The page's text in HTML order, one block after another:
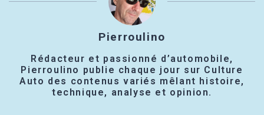
Pierroulino
Rédacteur et passionné d’automobile,
Pierroulino publie chaque jour sur Culture
Auto des contenus variés mêlant histoire,
technique, analyse et opinion.